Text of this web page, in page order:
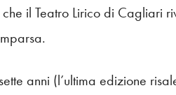
il Teatro Lirico di Cagliari
anni (l’ultima edizione